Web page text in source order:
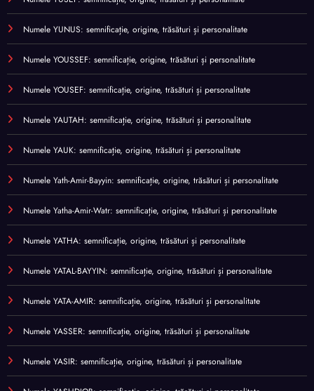
Numele YUNUS: semnificație, origine, trăsături și personalitate
Numele YOUSSEF: semnificație, origine, trăsături și personalitate
Numele YOUSEF: semnificație, origine, trăsături și personalitate
Numele YAUTAH: semnificație, origine, trăsături și personalitate
Numele YAUK: semnificație, origine, trăsături și personalitate
Numele Yath-Amir-Bayyin: semnificație, origine, trăsături și personalitate
Numele Yatha-Amir-Watr: semnificație, origine, trăsături și personalitate
Numele YATHA: semnificație, origine, trăsături și personalitate
Numele YATAL-BAYYIN: semnificație, origine, trăsături și personalitate
Numele YATA-AMIR: semnificație, origine, trăsături și personalitate
Numele YASSER: semnificație, origine, trăsături și personalitate
Numele YASIR: semnificație, origine, trăsături și personalitate